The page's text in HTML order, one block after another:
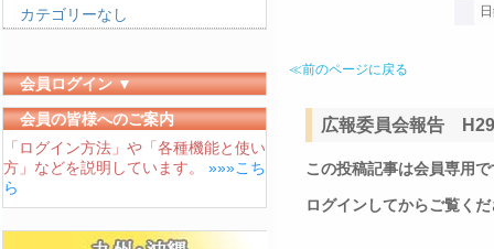
≪前のページに戻る
広報委員会報告
この投稿記事は会員専用
ログインしてからご覧く
カテゴリーなし
会員ログイン ▼
ユーザーID
パスワード
会員の皆様へのご案内
「ログイン方法」や「各種機能と使い
方」などを説明しています。 »»»こち
ら